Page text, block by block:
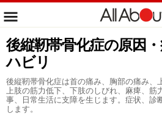
後縦靭帯骨化症の原因
ハビリ
後縦靭帯骨化症は首の痛み、胸部の痛み、
上肢の筋力低下、下肢のしびれ、麻痺、筋
事、日常生活に支障を生じます。症状、診
します。